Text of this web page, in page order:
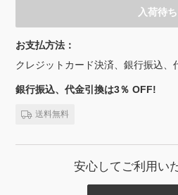
入荷待ち
お支払方法：
クレジットカード決済、銀行振込、
銀行振込、代金引換は3％ OFF!
送料無料
安心してご利用い